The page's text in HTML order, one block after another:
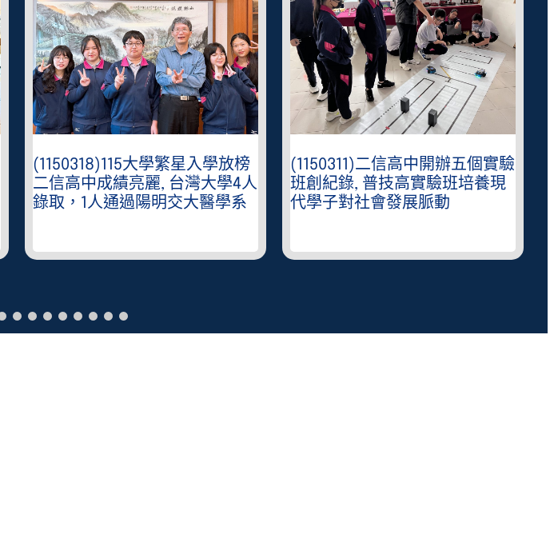
(1150318)115大學繁星入學放榜
二信高中成績亮麗, 台灣大學4人
錄取，1人通過陽明交大醫學系
(1150311)二信高中開辦五個實驗
班創紀錄, 普技高實驗班培養現
代學子對社會發展脈動